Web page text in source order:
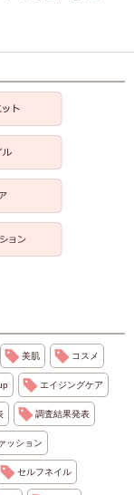
美肌 コスメ
エイジングケア
調査結果発表
ッション
セルフネイル